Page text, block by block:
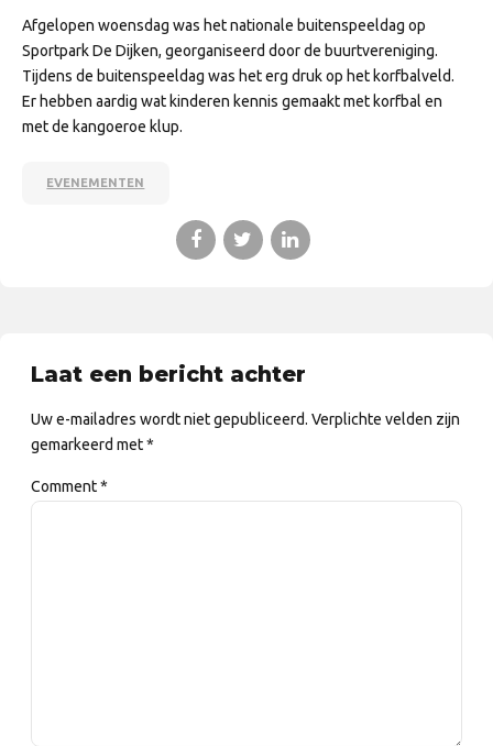
Afgelopen woensdag was het nationale buitenspeeldag op
Sportpark De Dijken, georganiseerd door de buurtvereniging.
Tijdens de buitenspeeldag was het erg druk op het korfbalveld.
Er hebben aardig wat kinderen kennis gemaakt met korfbal en
met de kangoeroe klup.
EVENEMENTEN
Laat een bericht achter
Uw e-mailadres wordt niet gepubliceerd. Verplichte velden zijn
gemarkeerd met *
Comment*